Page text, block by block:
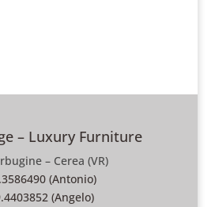
– Luxury Furniture
– Cerea (VR)
(Antonio)
(Angelo)